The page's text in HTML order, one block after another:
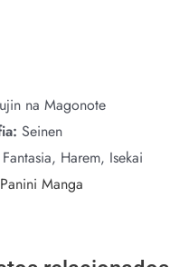
na Magonote
Seinen
Fantasia, Harem, Isekai
Panini Manga